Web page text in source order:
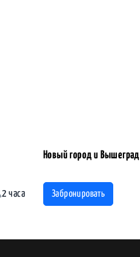
2 часа
Новый город и Вышеград
Забронировать